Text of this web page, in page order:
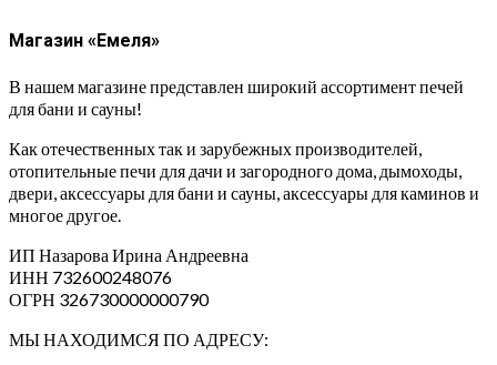
Магазин «Емеля»
В нашем магазине представлен широкий ассортимент печей
для бани и сауны!
Как отечественных так и зарубежных производителей,
отопительные печи для дачи и загородного дома, дымоходы,
двери, аксессуары для бани и сауны, аксессуары для каминов и
многое другое.
ИП Назарова Ирина Андреевна⁠
ИНН 732600248076
ОГРН 326730000000790
МЫ НАХОДИМСЯ ПО АДРЕСУ: